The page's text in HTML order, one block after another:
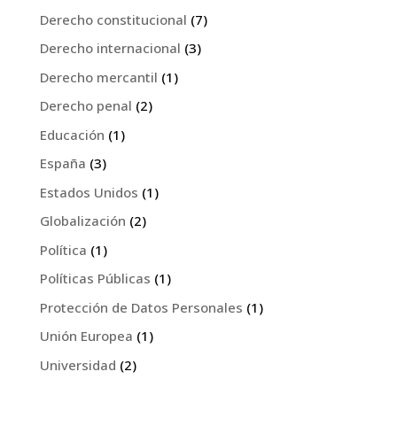
Derecho constitucional (7)
Derecho internacional (3)
Derecho mercantil (1)
Derecho penal (2)
Educación (1)
España (3)
Estados Unidos (1)
Globalización (2)
Política (1)
Políticas Públicas (1)
Protección de Datos Personales (1)
Unión Europea (1)
Universidad (2)